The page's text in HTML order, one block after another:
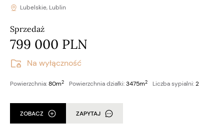
Na wyłączność
Lubelskie, Lublin
Sprzedaż
799 000 PLN
Powierzchnia:80m2 Powierzchnia działki:3475m2 Liczba sypialni:2
ZOBACZ ZAPYTAJ